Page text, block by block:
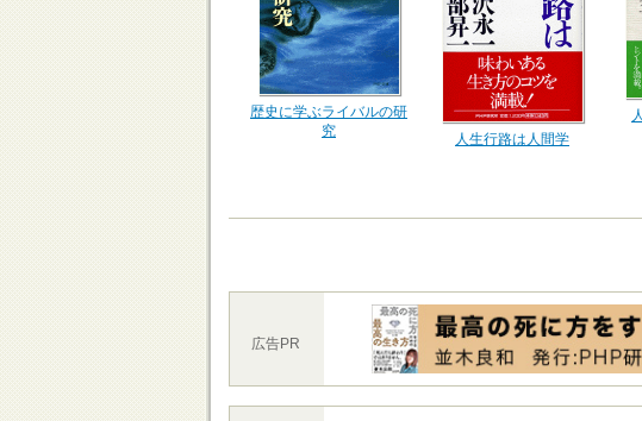
歴史に学ぶライバルの研
究
人生行路は人間学
広告PR